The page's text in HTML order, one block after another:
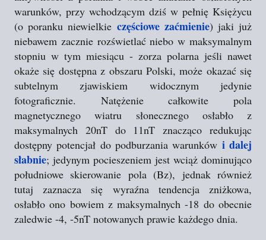
warunków, przy wchodzącym dziś w pełnię Księżycu
(o poranku niewielkie częściowe zaćmienie) jaki już
niebawem zacznie rozświetlać niebo w maksymalnym
stopniu w tym miesiącu - zorza polarna jeśli nawet
okaże się dostępna z obszaru Polski, może okazać się
subtelnym zjawiskiem widocznym jedynie
fotograficznie. Natężenie całkowite pola
magnetycznego wiatru słonecznego osłabło z
maksymalnych 20nT do 11nT znacząco redukując
dostępny potencjał do podburzania warunków i dalej
słabnie; jedynym pocieszeniem jest wciąż dominująco
południowe skierowanie pola (Bz), jednak również
tutaj zaznacza się wyraźna tendencja zniżkowa,
osłabło ono bowiem z maksymalnych -18 do obecnie
zaledwie -4, -5nT notowanych prawie każdego dnia.